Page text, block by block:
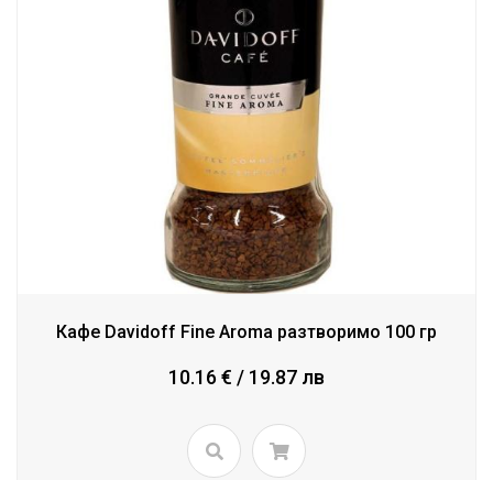
Кафе Davidoff Fine Aroma разтворимо 100 гр
10.16 € / 19.87 лв